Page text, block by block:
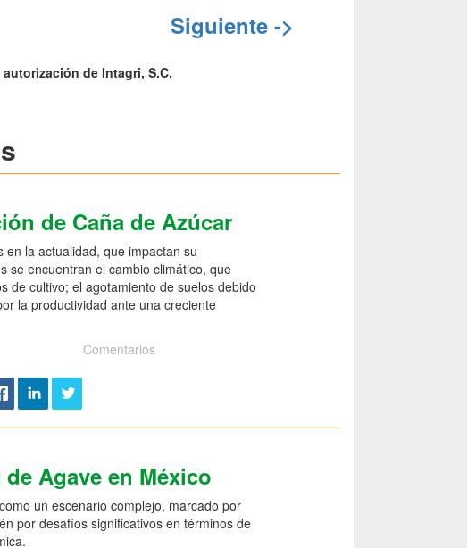
Siguiente ->
de Intagri, S.C.
de Caña de Azúcar
la actualidad, que impactan su
se encuentran el cambio climático, que
de cultivo; el agotamiento de suelos debido
la productividad ante una creciente
Comentarios
Agave en México
un escenario complejo, marcado por
por desafíos significativos en términos de